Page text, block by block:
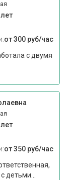
от 300 руб/час
с двумя
от 350 руб/час
детьми...